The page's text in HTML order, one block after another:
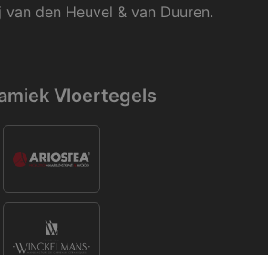
den Heuvel & van Duuren.
Vloertegels